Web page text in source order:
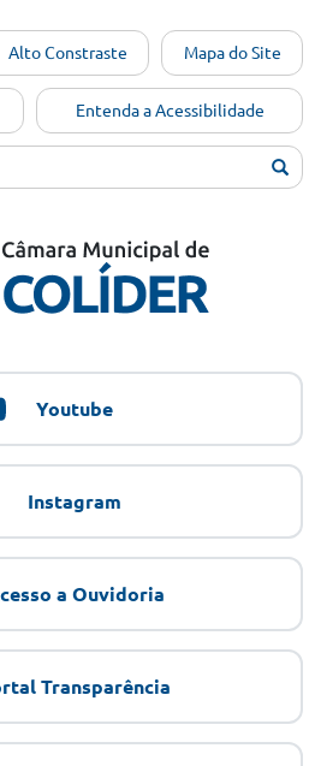
Alto Constraste Mapa do Site
Entenda a Acessibilidade
Youtube
Instagram
a Ouvidoria
Transparência